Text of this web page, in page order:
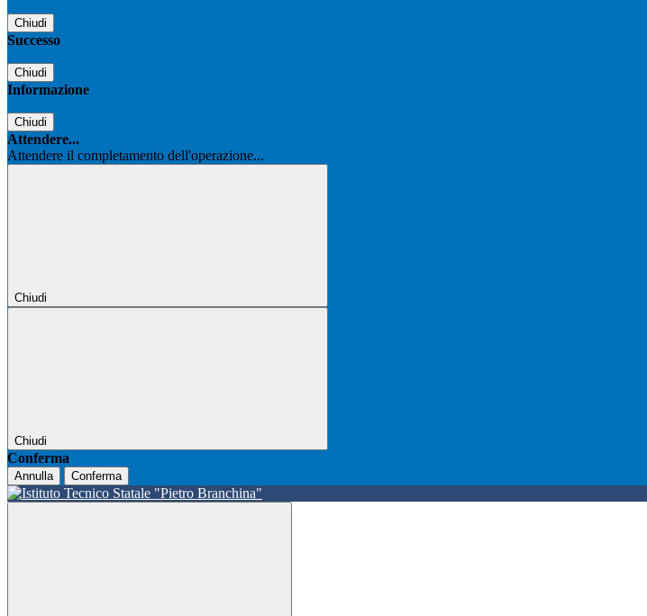
Chiudi
Successo
Chiudi
Informazione
Chiudi
Attendere...
Attendere il completamento dell'operazione...
Chiudi
Chiudi
Conferma
Annulla Conferma